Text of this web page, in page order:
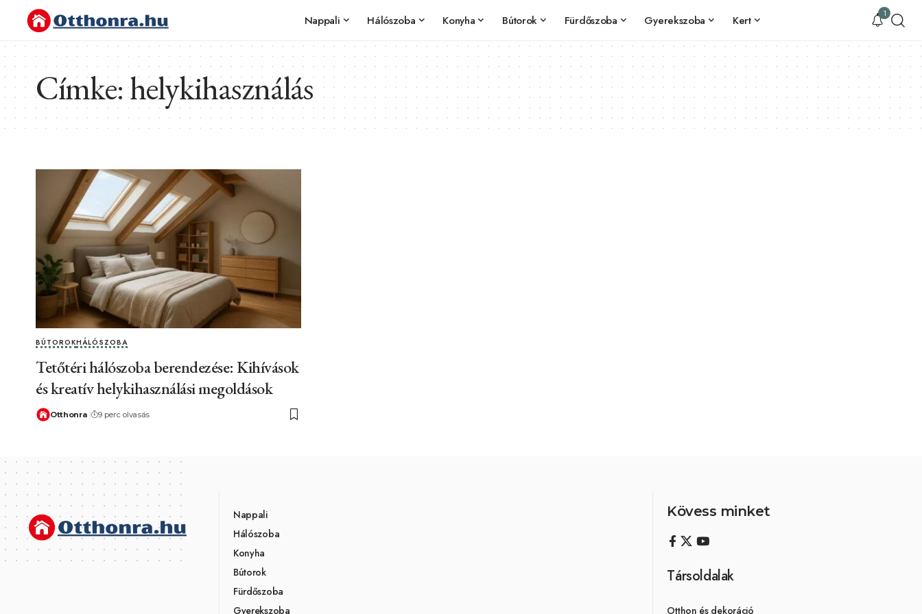
Nappali Hálószoba Konyha Bútorok Fürdőszoba Gyerekszoba Kert
1
Címke:helykihasználás
BÚTOROKHÁLÓSZOBA
Tetőtéri hálószoba berendezése: Kihívások
és kreatív helykihasználási megoldások
Otthonra 9 perc olvasás
Nappali
Hálószoba
Konyha
Bútorok
Fürdőszoba
Gyerekszoba
Kövess minket
Társoldalak
Otthon és dekoráció